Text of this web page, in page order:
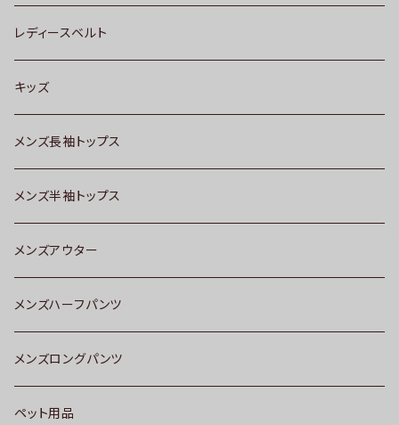
レディースベルト
キッズ
メンズ長袖トップス
メンズ半袖トップス
メンズアウター
メンズハーフパンツ
メンズロングパンツ
ペット用品